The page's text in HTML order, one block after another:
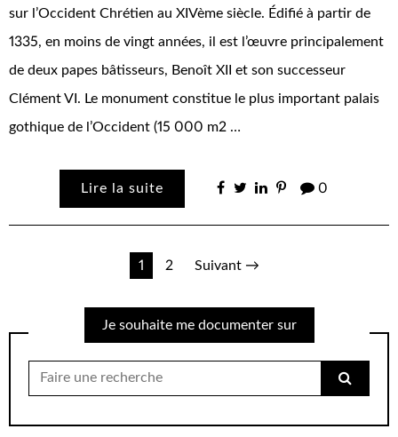
sur l’Occident Chrétien au XIVème siècle. Édifié à partir de
1335, en moins de vingt années, il est l’œuvre principalement
de deux papes bâtisseurs, Benoît XII et son successeur
Clément VI. Le monument constitue le plus important palais
gothique de l’Occident (15 000 m2 …
Lire la suite 0
Pagination
publications
1 2 Suivant →
Je souhaite me documenter sur
pour: